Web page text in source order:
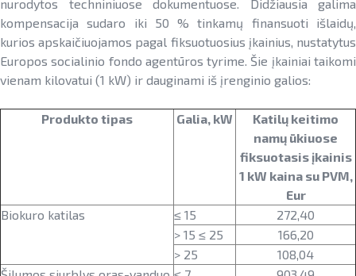
nurodytos techniniuose dokumentuose. Didžiausia galima
kompensacija sudaro iki 50 % tinkamų finansuoti išlaidų,
kurios apskaičiuojamos pagal fiksuotuosius įkainius, nustatytus
Europos socialinio fondo agentūros tyrime. Šie įkainiai taikomi
vienam kilovatui (1 kW) ir dauginami iš įrenginio galios:
Produkto tipas Galia, kW
Katilų keitimo
namų ūkiuose
fiksuotasis įkainis
1 kW kaina su PVM,
Eur
Biokuro katilas
≤ 15
272,40
> 15 ≤ 25
166,20
> 25
108,04